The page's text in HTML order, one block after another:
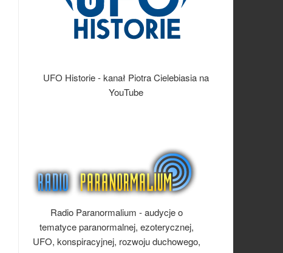
UFO Historie - kanał Piotra Cielebiasia na
YouTube
Radio Paranormalium - audycje o
tematyce paranormalnej, ezoterycznej,
UFO, konspiracyjnej, rozwoju duchowego,